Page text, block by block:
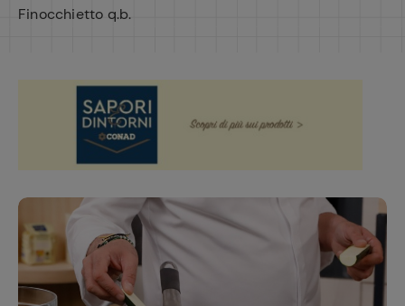
Finocchietto q.b.